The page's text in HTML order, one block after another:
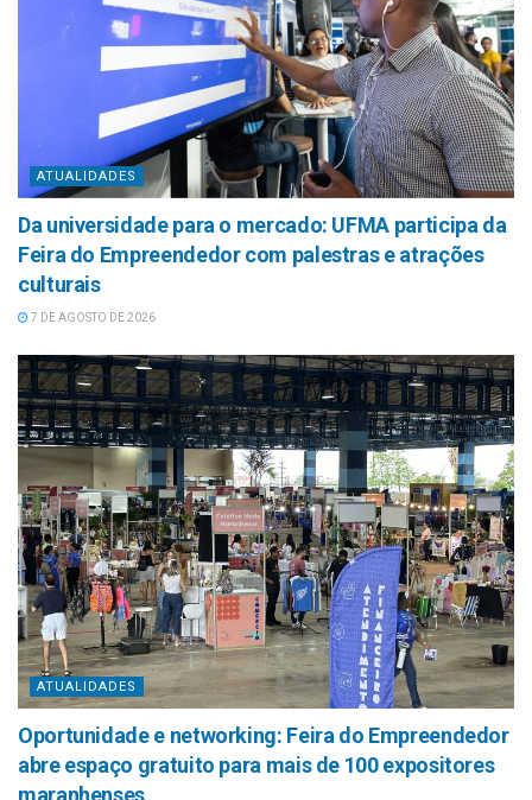
ATUALIDADES
Da universidade para o mercado: UFMA participa da
Feira do Empreendedor com palestras e atrações
culturais
7 DE AGOSTO DE 2026
ATUALIDADES
Oportunidade e networking: Feira do Empreendedor
abre espaço gratuito para mais de 100 expositores